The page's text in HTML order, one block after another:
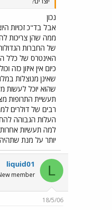
נכון
אבל בד"כ זכויות
ממה שהן צריכות
של החברות הגדולות.
האינטרס של כלל
כיום אין איזון כזה
שאינן מנוצלות
שהוא יוכל לעשות
תעשיית התרופות
רבים של דולרים
העלות הגבוהה
למה תעשיות
יותר על מנת
L
liquid01
member
18/5/06